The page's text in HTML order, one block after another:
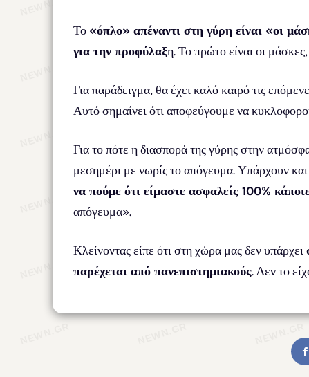
Το «όπλο» απέναντι στη γύρη είναι «οι
για την προφύλαξη. Το πρώτο είναι οι
Για παράδειγμα, θα έχει καλό καιρό τις
Αυτό σημαίνει ότι αποφεύγουμε να
Για το πότε η διασπορά της γύρης στην
μεσημέρι με νωρίς το απόγευμα. Υπάρχουν
να πούμε ότι είμαστε ασφαλείς 100%
απόγευμα».
Κλείνοντας είπε ότι στη χώρα μας δεν υπάρχει
παρέχεται από πανεπιστημιακούς. Δεν το